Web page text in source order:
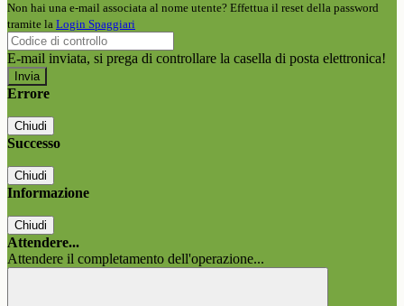
Non hai una e-mail associata al nome utente? Effettua il reset della password
tramite la Login Spaggiari
E-mail inviata, si prega di controllare la casella di posta elettronica!
Errore
Chiudi
Successo
Chiudi
Informazione
Chiudi
Attendere...
Attendere il completamento dell'operazione...